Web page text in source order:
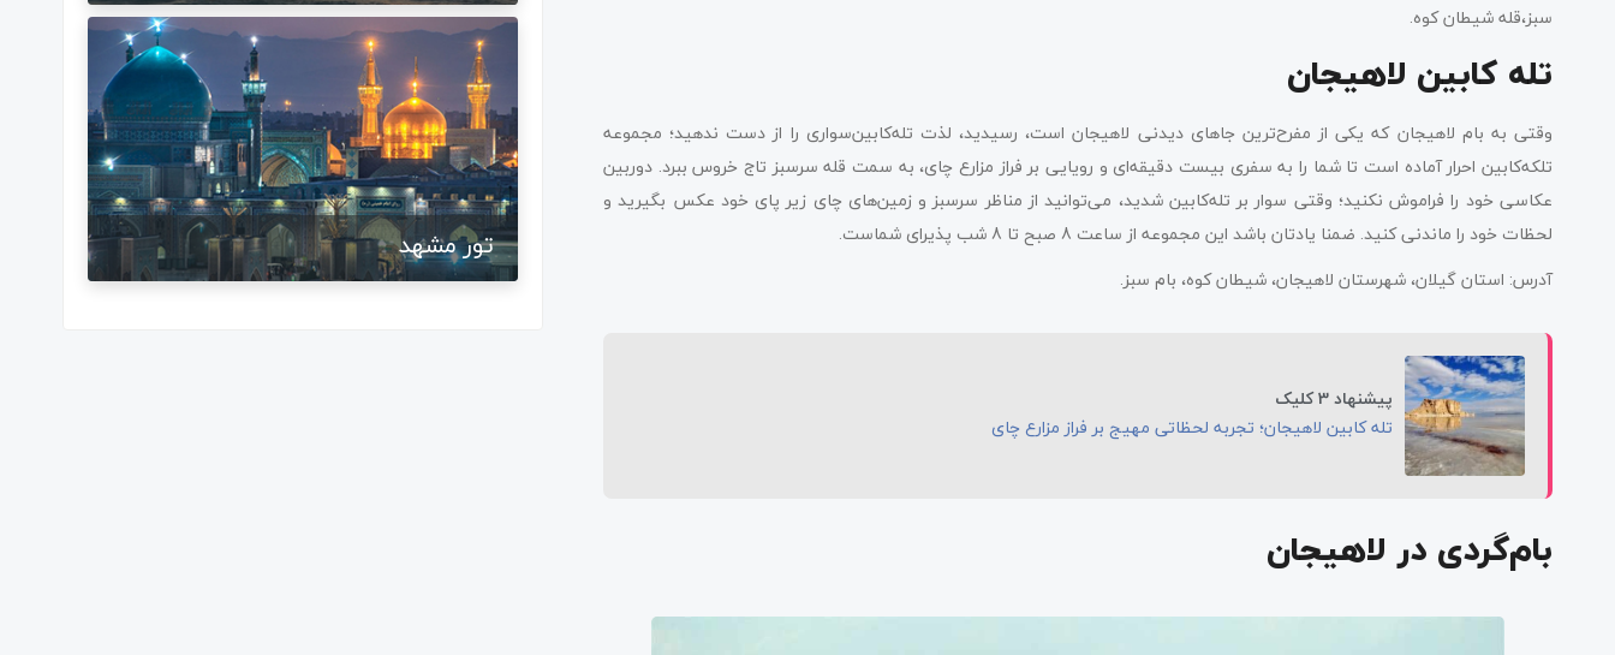
سبز،قله شیطان کوه.
تله کابین لاهیجان
وقتی به بام لاهیجان که یکی از مفرح‌ترین جاهای دیدنی لاهیجان است، رسیدید، لذت تله‌کابین‌سواری را از دست ندهید؛ مجموعه
تلکه‌کابین احرار آماده است تا شما را به سفری بیست دقیقه‌ای و رویایی بر فراز مزارع چای، به سمت قله سرسبز تاج خروس ببرد. دوربین
عکاسی خود را فراموش نکنید؛ وقتی سوار بر تله‌کابین شدید، می‌توانید از مناظر سرسبز و زمین‌های چای زیر پای خود عکس بگیرید و
لحظات خود را ماندنی کنید. ضمنا یادتان باشد این مجموعه از ساعت 8 صبح تا 8 شب پذیرای شماست.
آدرس: استان گیلان، شهرستان لاهیجان، شیطان کوه، بام سبز.
پیشنهاد 3 کلیک
تله کابین لاهیجان؛ تجربه لحظاتی مهیج بر فراز مزارع چای
بام‌گردی در لاهیجان
تور مشهد